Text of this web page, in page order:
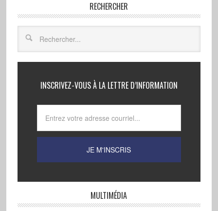
RECHERCHER
INSCRIVEZ-VOUS À LA LETTRE D’INFORMATION
MULTIMÉDIA